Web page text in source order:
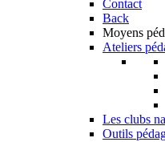
Contact
Back
Moyens
Ateliers
Les clubs
Outils